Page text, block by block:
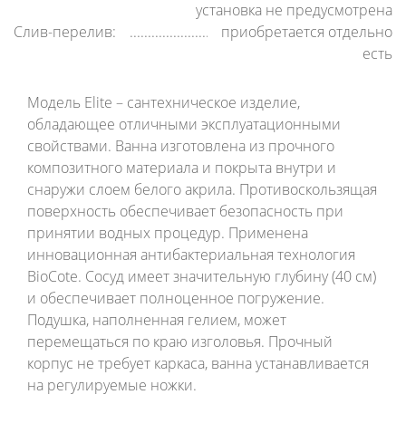
установка не предусмотрена
Слив-перелив:
приобретается отдельно
есть
Модель Elite – сантехническое изделие,
обладающее отличными эксплуатационными
свойствами. Ванна изготовлена из прочного
композитного материала и покрыта внутри и
снаружи слоем белого акрила. Противоскользящая
поверхность обеспечивает безопасность при
принятии водных процедур. Применена
инновационная антибактериальная технология
BioCote. Сосуд имеет значительную глубину (40 см)
и обеспечивает полноценное погружение.
Подушка, наполненная гелием, может
перемещаться по краю изголовья. Прочный
корпус не требует каркаса, ванна устанавливается
на регулируемые ножки.